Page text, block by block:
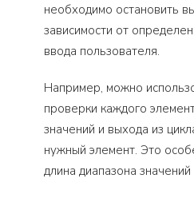
необходимо остановить
зависимости от
ввода пользователя.
Например, можно
проверки каждого
значений и выхода из
нужный элемент. Это
длина диапазона